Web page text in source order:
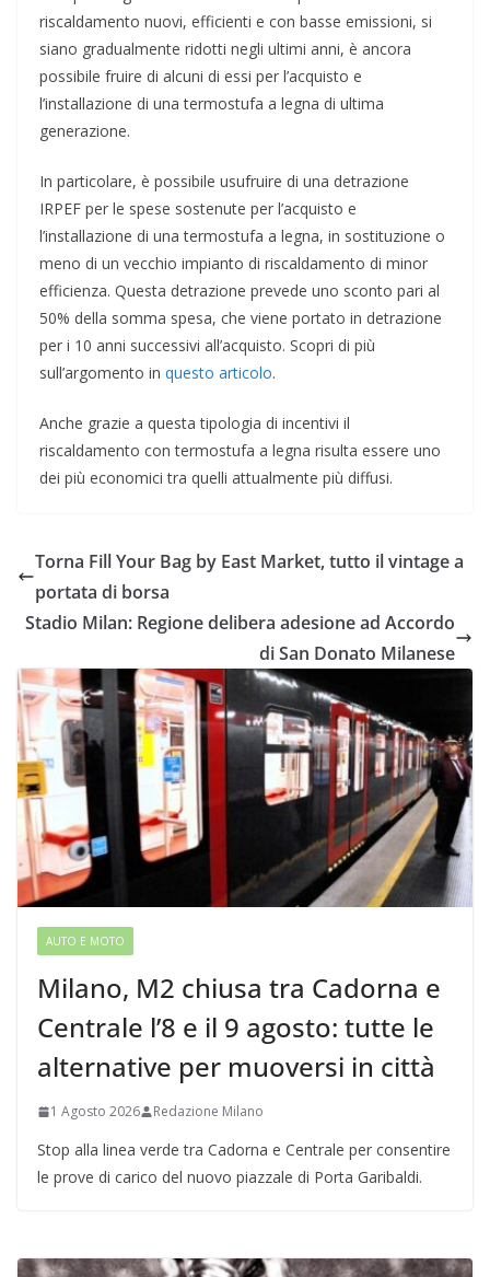
riscaldamento nuovi, efficienti e con basse emissioni, si
siano gradualmente ridotti negli ultimi anni, è ancora
possibile fruire di alcuni di essi per l’acquisto e
l’installazione di una termostufa a legna di ultima
generazione.
In particolare, è possibile usufruire di una detrazione
IRPEF per le spese sostenute per l’acquisto e
l’installazione di una termostufa a legna, in sostituzione o
meno di un vecchio impianto di riscaldamento di minor
efficienza. Questa detrazione prevede uno sconto pari al
50% della somma spesa, che viene portato in detrazione
per i 10 anni successivi all’acquisto. Scopri di più
sull’argomento in questo articolo.
Anche grazie a questa tipologia di incentivi il
riscaldamento con termostufa a legna risulta essere uno
dei più economici tra quelli attualmente più diffusi.
Torna Fill Your Bag by East Market, tutto il vintage a
portata di borsa
Stadio Milan: Regione delibera adesione ad Accordo
di San Donato Milanese
AUTO E MOTO
Milano, M2 chiusa tra Cadorna e
Centrale l’8 e il 9 agosto: tutte le
alternative per muoversi in città
1 Agosto 2026 Redazione Milano
Stop alla linea verde tra Cadorna e Centrale per consentire
le prove di carico del nuovo piazzale di Porta Garibaldi.